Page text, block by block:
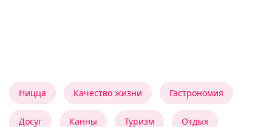
Ницца Качество жизни Гастрономия
Досуг Канны Туризм Отдых